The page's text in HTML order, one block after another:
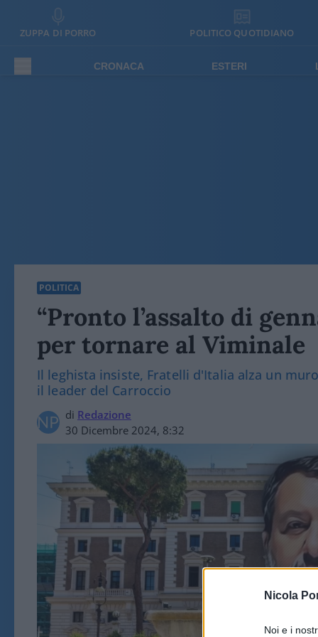
Nicola
Noi e i
ZUPPA DI PORRO POLITICO QUOTIDIANO
CRONACA ESTERI
POLITICA
“Pronto l’assalto di
per tornare al Viminale
Il leghista insiste, Fratelli d'Italia alza un
il leader del Carroccio
di Redazione
30 Dicembre 2024, 8:32